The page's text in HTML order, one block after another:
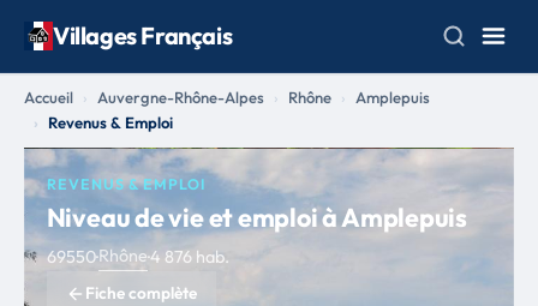
Villages Français
Accueil Auvergne-Rhône-Alpes Rhône
Amplepuis
Revenus & Emploi
REVENUS & EMPLOI
Niveau de vie et emploi à Amplepuis
69550·Rhône·4 876 hab.
Fiche complète